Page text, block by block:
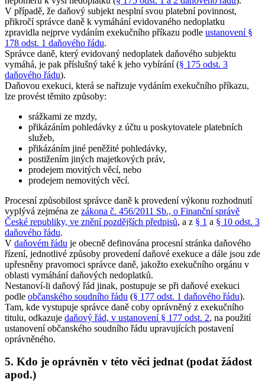
V případě, že daňový subjekt nesplní svou platební povinnost,
přikročí správce daně k vymáhání evidovaného nedoplatku
zpravidla nejprve vydáním exekučního příkazu podle ustanovení §
178 odst. 1 daňového řádu.
Správce daně, který evidovaný nedoplatek daňového subjektu
vymáhá, je pak příslušný také k jeho vybírání (§ 175 odst. 3
daňového řádu).
Daňovou exekuci, která se nařizuje vydáním exekučního příkazu,
lze provést těmito způsoby:
srážkami ze mzdy,
přikázáním pohledávky z účtu u poskytovatele platebních
služeb,
přikázáním jiné peněžité pohledávky,
postižením jiných majetkových práv,
prodejem movitých věcí, nebo
prodejem nemovitých věcí.
Procesní způsobilost správce daně k provedení výkonu rozhodnutí
vyplývá zejména ze zákona č. 456/2011 Sb., o Finanční správě
České republiky, ve znění pozdějších předpisů, a z § 1 a § 10 odst. 3
daňového řádu.
V daňovém řádu je obecně definována procesní stránka daňového
řízení, jednotlivé způsoby provedení daňové exekuce a dále jsou zde
upřesněny pravomoci správce daně, jakožto exekučního orgánu v
oblasti vymáhání daňových nedoplatků.
Nestanoví-li daňový řád jinak, postupuje se při daňové exekuci
podle občanského soudního řádu (§ 177 odst. 1 daňového řádu).
Tam, kde vystupuje správce daně coby oprávněný z exekučního
titulu, odkazuje daňový řád, v ustanovení § 177 odst. 2, na použití
ustanovení občanského soudního řádu upravujících postavení
oprávněného.
5. Kdo je oprávněn v této věci jednat (podat žádost
apod.)